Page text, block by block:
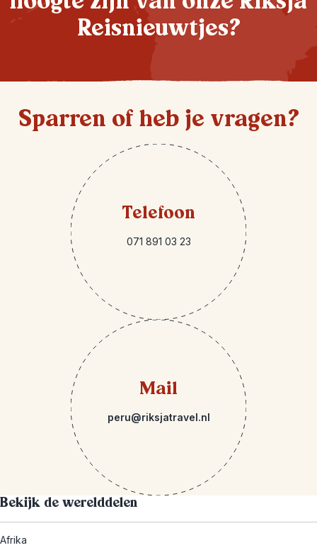
Reisnieuwtjes?
Sparren of heb je vragen?
Telefoon
071 891 03 23
Mail
peru@riksjatravel.nl
Bekijk de werelddelen
Afrika